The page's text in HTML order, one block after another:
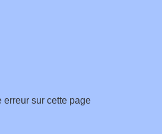
erreur sur cette page